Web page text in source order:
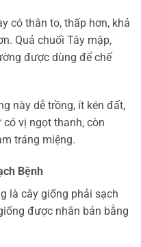
có thân to, thấp hơn, khả
Quả chuối Tây mập,
được dùng để chế
này dễ trồng, ít kén đất,
vị ngọt thanh, còn
tráng miệng.
Bệnh
là cây giống phải sạch
được nhân bản bằng